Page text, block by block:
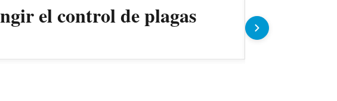
el control de plagas